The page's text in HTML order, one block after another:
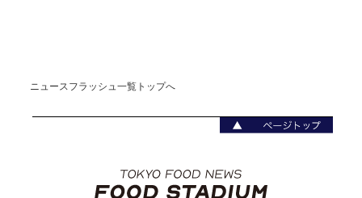
ニュースフラッシュ一覧トップへ